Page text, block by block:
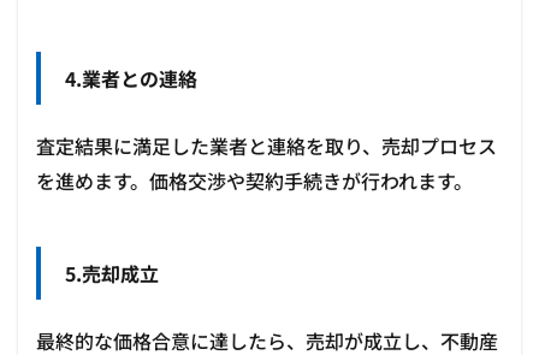
4.業者との連絡
査定結果に満足した業者と連絡を取り、売却プロセス
を進めます。価格交渉や契約手続きが行われます。
5.売却成立
最終的な価格合意に達したら、売却が成立し、不動産